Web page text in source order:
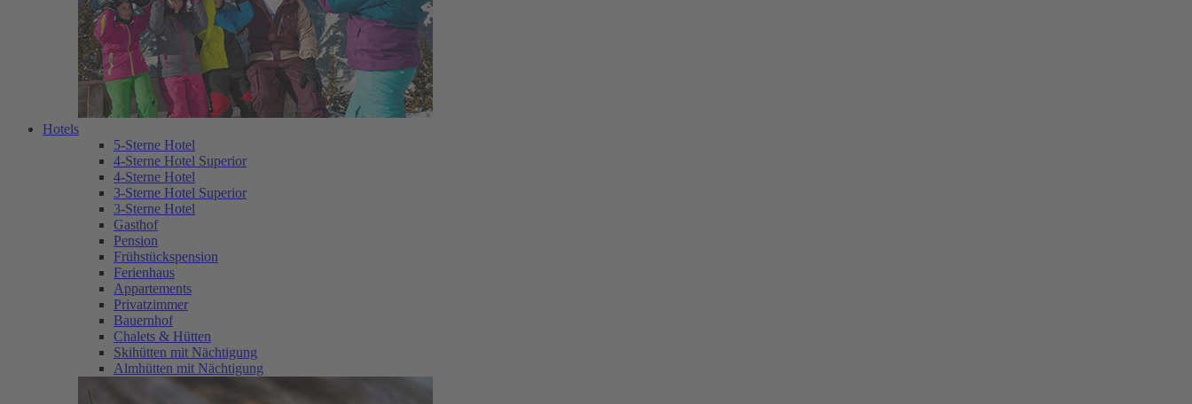
Hotels
5-Sterne Hotel
4-Sterne Hotel Superior
4-Sterne Hotel
3-Sterne Hotel Superior
3-Sterne Hotel
Gasthof
Pension
Frühstückspension
Ferienhaus
Appartements
Privatzimmer
Bauernhof
Chalets & Hütten
Skihütten mit Nächtigung
Almhütten mit Nächtigung